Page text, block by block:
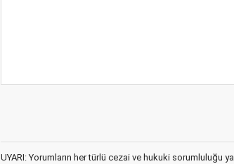
UYARI: Yorumların her türlü cezai ve hukuki sorumluluğu